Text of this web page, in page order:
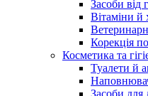
Засоби від
Вітаміни й
Корекція
Косметика та
Туалети й